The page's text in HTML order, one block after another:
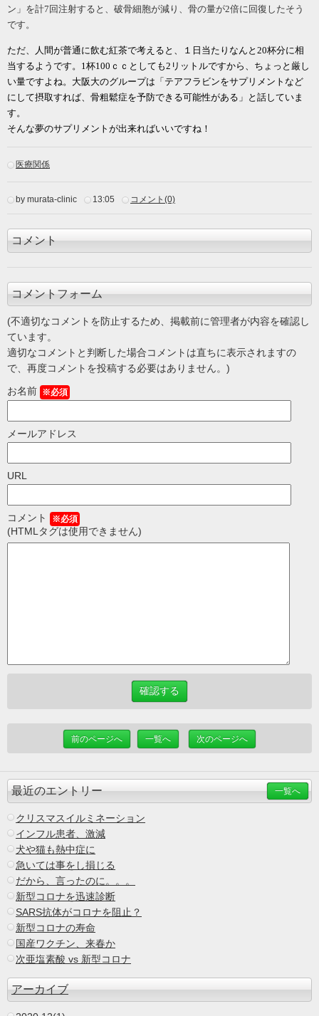
ン」を計7回注射すると、破骨細胞が減り、骨の量が2倍に回復したそう
です。
ただ、人間が普通に飲む紅茶で考えると、１日当たりなんと 20杯分に相
当するようです。1杯100ｃｃとしても2リットルですから、ちょっと厳し
い量ですよね。大阪大のグループは「テアフラビンをサプリメントなど
にして摂取すれば、骨粗鬆症を予防できる可能性がある」と話していま
す。
そんな夢のサプリメントが出来ればいいですね！
医療関係
by murata-clinic 13:05 コメント(0)
コメント
コメントフォーム
(不適切なコメントを防止するため、掲載前に管理者が内容を確認し
ています。
適切なコメントと判断した場合コメントは直ちに表示されますの
で、再度コメントを投稿する必要はありません。)
お名前 ※必須
メールアドレス
URL
コメント ※必須
(HTMLタグは使用できません)
前のページへ 一覧へ 次のページへ
最近のエントリー 一覧へ
クリスマスイルミネーション
インフル患者、激減
犬や猫も熱中症に
急いては事をし損じる
だから、言ったのに。。。
新型コロナを迅速診断
SARS抗体がコロナを阻止？
新型コロナの寿命
国産ワクチン、来春か
次亜塩素酸 vs 新型コロナ
アーカイブ